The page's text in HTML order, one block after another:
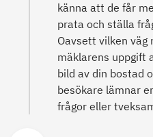
känna att de får
prata och ställa
Oavsett vilken väg
mäklarens uppgift
bild av din bostad
besökare lämnar
frågor eller